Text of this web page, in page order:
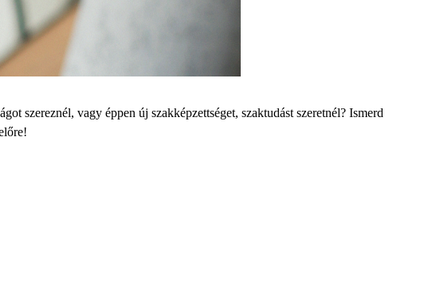
szereznél, vagy éppen új szakképzettséget, szaktudást szeretnél? Ismerd